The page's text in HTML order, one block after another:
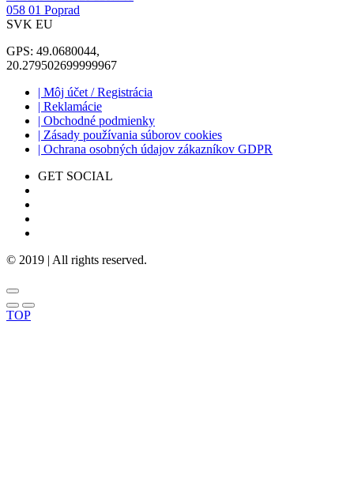
058 01 Poprad
SVK EU
GPS: 49.0680044,
20.279502699999967
| Môj účet / Registrácia
| Reklamácie
| Obchodné podmienky
| Zásady používania súborov cookies
| Ochrana osobných údajov zákazníkov GDPR
GET SOCIAL
© 2019 | All rights reserved.
TOP